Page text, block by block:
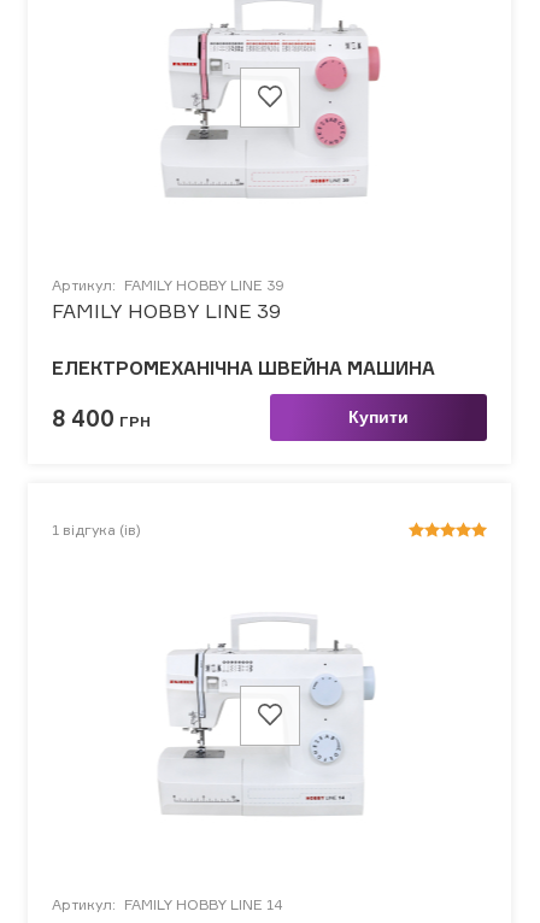
Артикул: FAMILY HOBBY LINE 39
FAMILY HOBBY LINE 39
ЕЛЕКТРОМЕХАНІЧНА ШВЕЙНА МАШИНА
8 400 ГРН Купити
1 відгука (ів)
Артикул: FAMILY HOBBY LINE 14